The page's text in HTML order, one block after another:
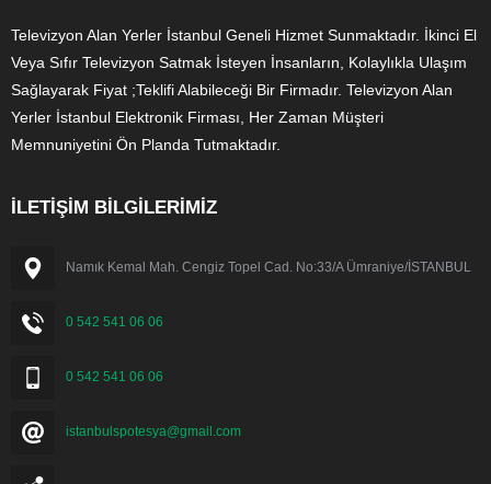
Televizyon Alan Yerler İstanbul Geneli Hizmet Sunmaktadır. İkinci El
Veya Sıfır Televizyon Satmak İsteyen İnsanların, Kolaylıkla Ulaşım
Sağlayarak Fiyat ;Teklifi Alabileceği Bir Firmadır. Televizyon Alan
Yerler İstanbul Elektronik Firması, Her Zaman Müşteri
Memnuniyetini Ön Planda Tutmaktadır.
İLETİŞİM BİLGİLERİMİZ
Namık Kemal Mah. Cengiz Topel Cad. No:33/A Ümraniye/İSTANBUL
0 542 541 06 06
0 542 541 06 06
istanbulspotesya@gmail.com